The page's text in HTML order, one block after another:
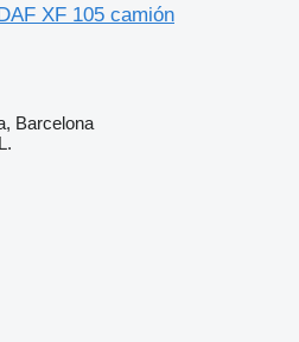
XF 105 camión
Barcelona